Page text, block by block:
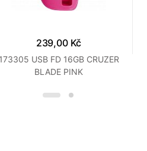
239,00 Kč
173305 USB FD 16GB CRUZER
BLADE PINK